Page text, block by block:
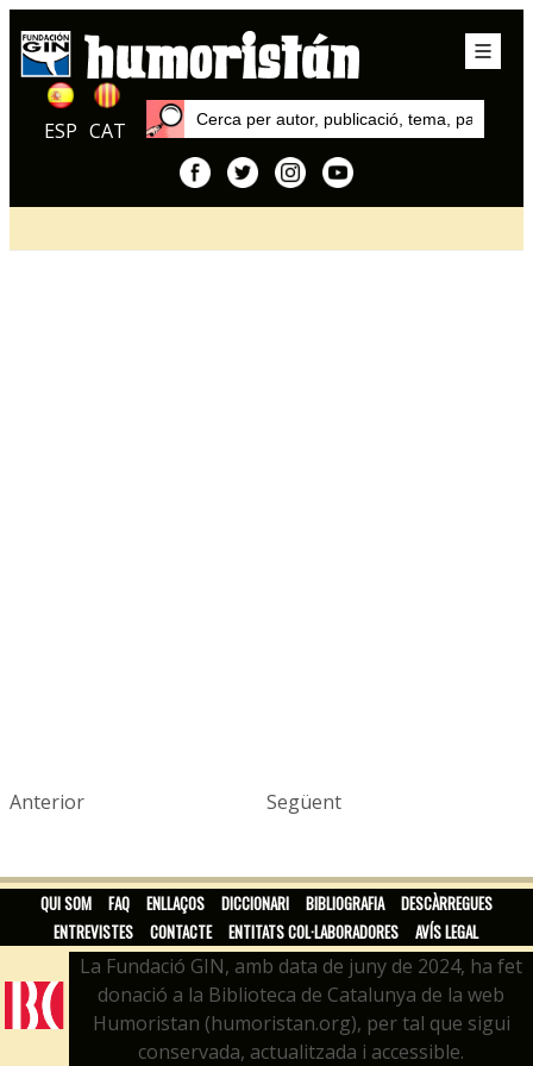
ESP CAT
Anterior Següent
QUI SOM FAQ ENLLAÇOS DICCIONARI BIBLIOGRAFIA
DESCÀRREGUES
ENTREVISTES
CONTACTE ENTITATS COL·LABORADORES AVÍS LEGAL
La Fundació GIN, amb data de juny de 2024, ha fet
donació a la Biblioteca de Catalunya de la web
Humoristan (humoristan.org), per tal que sigui
conservada, actualitzada i accessible.